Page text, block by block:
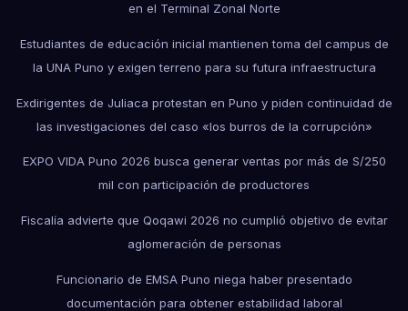
en el Terminal Zonal Norte
Estudiantes de educación inicial mantienen toma del campus de
la UNA Puno y exigen terreno para su futura infraestructura
Exdirigentes de Juliaca protestan en Puno y piden continuidad de
las investigaciones del caso «los burros de la corrupción»
EXPO VIDA Puno 2026 busca generar ventas por más de S/250
mil con participación de productores
Fiscalía advierte que Qoqawi 2026 no cumplió objetivo de evitar
aglomeración de personas
Funcionario de EMSA Puno niega haber presentado
documentación para obtener estabilidad laboral